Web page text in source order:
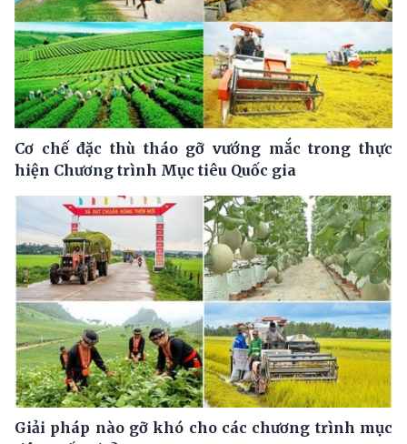
Cơ chế đặc thù tháo gỡ vướng mắc trong thực
hiện Chương trình Mục tiêu Quốc gia
Giải pháp nào gỡ khó cho các chương trình mục